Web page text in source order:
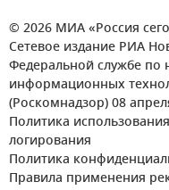
© 2026 МИА «Россия
Сетевое издание РИА
Федеральной службе по
информационных
(Роскомнадзор) 08
Политика
логирования
Политика
Правила применения